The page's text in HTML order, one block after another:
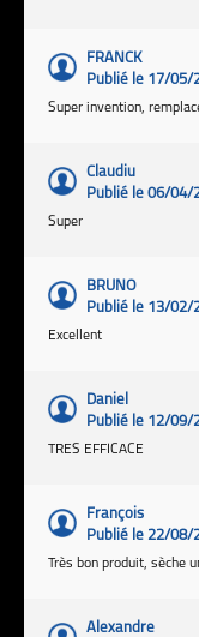
FRANCK
Publié le 17/05/
Super invention,
Claudiu
Publié le 06/04/
Super
BRUNO
Publié le 13/02/
Excellent
Daniel
Publié le 12/09/
TRES EFFICACE
François
Publié le 22/08/
Très bon produit, sèche
Alexandre